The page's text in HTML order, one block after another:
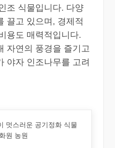
조 식물입니다. 다양
끌고 있으며, 경제적
용도 매력적입니다.
자연의 풍경을 즐기고
야자 인조나무를 고려
멋스러운 공기정화 식물
원 농원